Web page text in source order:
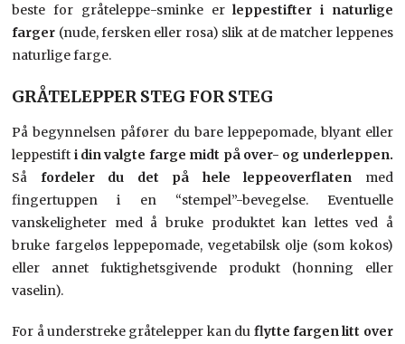
beste for gråteleppe-sminke erleppestifter i naturlige
farger (nude, fersken eller rosa) slik at de matcher leppenes
naturlige farge.
GRÅTELEPPER STEG FOR STEG
På begynnelsen påfører du bare leppepomade, blyant eller
leppestift i din valgte farge midt på over- og underleppen.
Så fordeler du det på hele leppeoverflaten med
fingertuppen i en “stempel”-bevegelse. Eventuelle
vanskeligheter med å bruke produktet kan lettes ved å
bruke fargeløs leppepomade, vegetabilsk olje (som kokos)
eller annet fuktighetsgivende produkt (honning eller
vaselin).
For å understreke gråtelepper kan du flytte fargen litt over